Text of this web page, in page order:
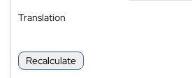
Translation
Recalculate